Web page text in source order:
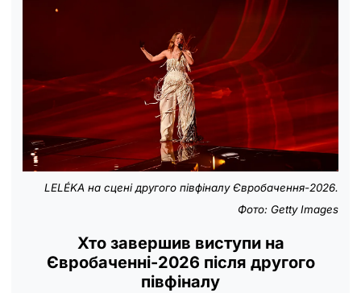
LELÉKA на сцені другого півфіналу Євробачення-2026.
Фото: Getty Images
Хто завершив виступи на
Євробаченні-2026 після другого
півфіналу